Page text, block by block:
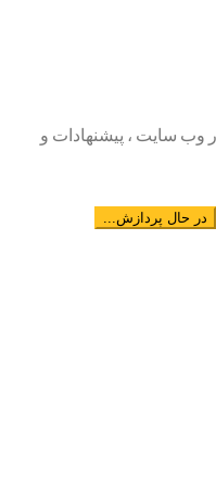
وب سایت ، پیشنهادات و